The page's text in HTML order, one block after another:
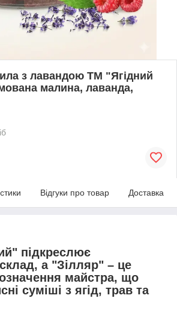
з лавандою ТМ "Ягідний
малина, лаванда,
Відгуки про товар Доставка
підкреслює
а "Зілляр" – це
майстра, що
суміші з ягід, трав та